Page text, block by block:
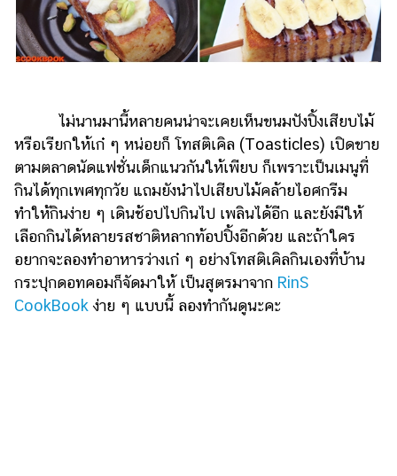
ท่อง
เที่ยว
ช้อป
ปิ้ง
รถยนต์
บ้าน
และ
การ
ไม่นานมานี้หลายคนน่าจะเคยเห็นขนมปังปิ้งเสียบไม้
หรือเรียกให้เก๋ ๆ หน่อยก็ โทสติเคิล (Toasticles) เปิดขาย
ตามตลาดนัดแฟชั่นเด็กแนวกันให้เพียบ ก็เพราะเป็นเมนูที่
กินได้ทุกเพศทุกวัย แถมยังนำไปเสียบไม้คล้ายไอศกรีม
ทำให้กินง่าย ๆ เดินช้อปไปกินไป เพลินได้อีก และยังมีให้
เลือกกินได้หลายรสชาติหลากท้อปปิ้งอีกด้วย และถ้าใคร
อยากจะลองทำอาหารว่างเก๋ ๆ อย่างโทสติเคิลกินเองที่บ้าน
กระปุกดอทคอมก็จัดมาให้ เป็นสูตรมาจาก RinS
CookBook ง่าย ๆ แบบนี้ ลองทำกันดูนะคะ